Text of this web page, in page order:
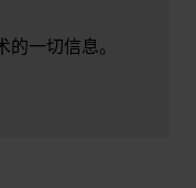
一切信息。